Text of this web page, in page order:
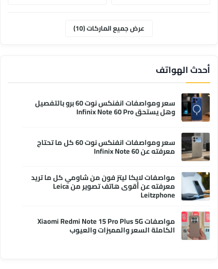
عرض جميع الماركات (10)
أحدث الهواتف
سعر ومواصفات انفنكس نوت 60 برو بالتفصيل
وهل يستحق Infinix Note 60 Pro
سعر ومواصفات انفنكس نوت 60 كل ما تحتاج
معرفته عن Infinix Note 60
مواصفات لايكا ليتز فون من شاومي كل ما تريد
معرفته عن أقوى هاتف تصوير من Leica
Leitzphone
مواصفات Xiaomi Redmi Note 15 Pro Plus 5G
الكاملة السعر والمميزات والعيوب